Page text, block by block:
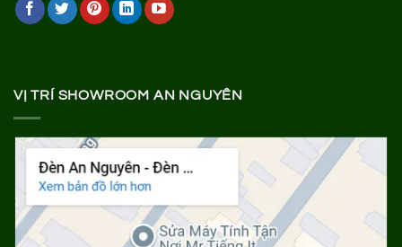
VỊ TRÍ SHOWROOM AN NGUYÊN